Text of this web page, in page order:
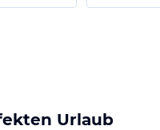
Urlaub